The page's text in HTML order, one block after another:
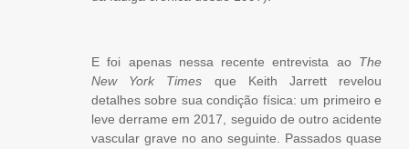
E foi apenas nessa recente entrevista ao The
New York Times que Keith Jarrett revelou
detalhes sobre sua condição física: um primeiro e
leve derrame em 2017, seguido de outro acidente
vascular grave no ano seguinte. Passados quase